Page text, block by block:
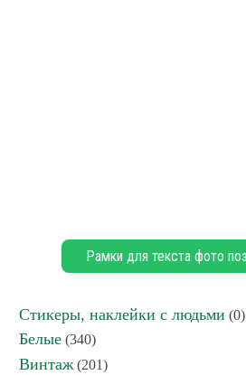
Рамки для текста фото
Стикеры, наклейки с людьми (0)
Белые (340)
Винтаж (201)